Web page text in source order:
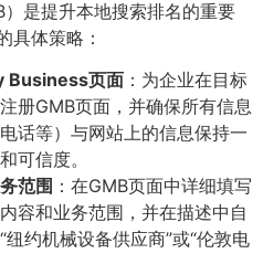
是提升本地搜索排名的重要
具体策略：
Business页面 ：为企业在目标
册GMB页面，并确保所有信息
话等）与网站上的信息保持一
可信度。
范围 ：在GMB页面中详细填写
容和业务范围，并在描述中自
约机械设备供应商”或“伦敦电